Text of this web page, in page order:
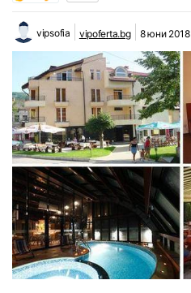
vipsofia vipoferta.bg 8 юни 2018